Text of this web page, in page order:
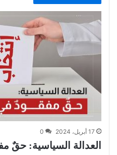
17 أبريل، 2024 0
العدالة السياسية: حقٌ